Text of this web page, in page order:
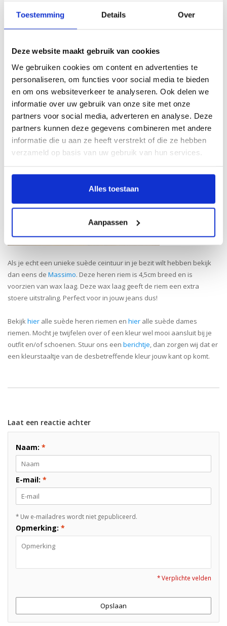
Toestemming Details Over
Deze website maakt gebruik van cookies
We gebruiken cookies om content en advertenties te
personaliseren, om functies voor social media te bieden
en om ons websiteverkeer te analyseren. Ook delen we
informatie over uw gebruik van onze site met onze
partners voor social media, adverteren en analyse. Deze
partners kunnen deze gegevens combineren met andere
informatie die u aan ze heeft verstrekt of die ze hebben
verzameld op basis van uw gebruik van hun services.
Alles toestaan
Aanpassen
Draag jij nooit pantalons of ga jij altijd voor een brede riem? Dan zou
Kosmo
een match kunnen zijn. De 4cm brede herenriem is aan de
zijkanten netjes gebrusht, hierdoor krijgt hij een stoere uitstraling.
Ben jij op zoek naar een 4cm brede herenriem, maar wel met een
chique uitstraling? Dan kan het niet anders dat jij onze Hugo zoekt!
Als je echt een unieke suède ceintuur in je bezit wilt hebben bekijk
dan eens de Massimo. Deze heren riem is 4,5cm breed en is
voorzien van wax laag. Deze wax laag geeft de riem een extra
stoere uitstraling. Perfect voor in jouw jeans dus!
Bekijkhier alle suède heren riemen en hier alle suède dames
riemen. Mocht je twijfelen over of een kleur wel mooi aansluit bij je
outfit en/of schoenen. Stuur ons een berichtje, dan zorgen wij dat er
een kleurstaaltje van de desbetreffende kleur jouw kant op komt.
Laat een reactie achter
Naam: *
E-mail: *
* Uw e-mailadres wordt niet gepubliceerd.
Opmerking: *
* Verplichte velden
Opslaan